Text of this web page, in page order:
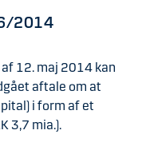
2014
12. maj 2014 kan
aftale om at
i form af et
3,7 mia.).